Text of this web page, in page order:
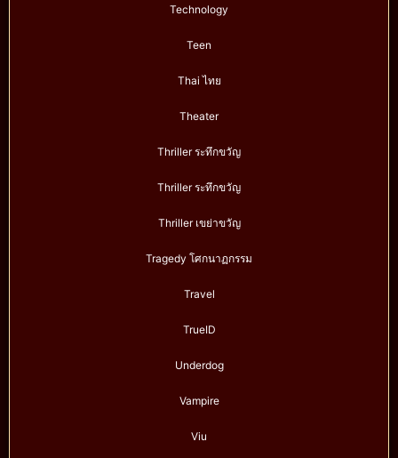
Technology
Teen
Thai ไทย
Theater
Thriller ระทึกขวัญ
Thriller ระทึกขวัญ
Thriller เขย่าขวัญ
Tragedy โศกนาฏกรรม
Travel
TrueID
Underdog
Vampire
Viu